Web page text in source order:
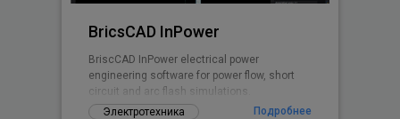
BricsCAD InPower
BriscCAD InPower electrical power
engineering software for power flow, short
circuit and arc flash simulations.
Электротехника
Подробнее